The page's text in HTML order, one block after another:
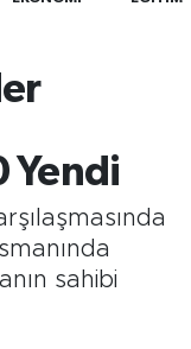
Yendi
sahibi